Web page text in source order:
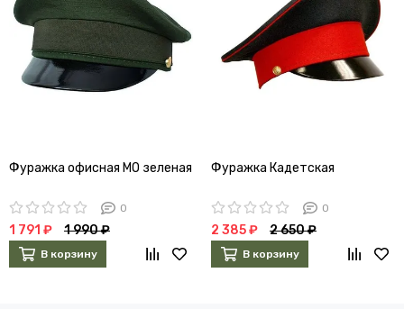
Фуражка офисная МО зеленая
0
1 791 ₽ 1 990 ₽
В корзину
Фуражка Кадетская
0
2 385 ₽ 2 650 ₽
В корзину